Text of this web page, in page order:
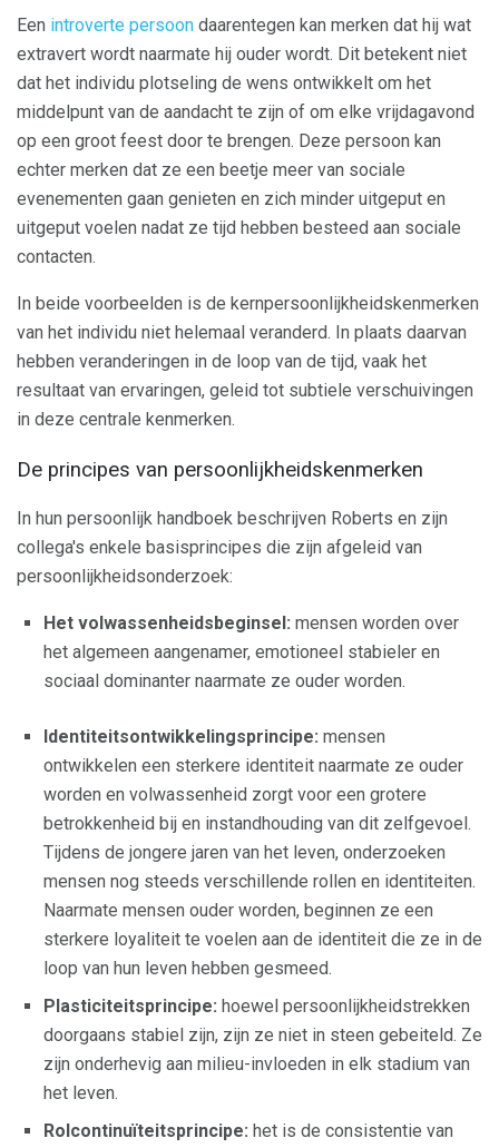
Een introverte persoon daarentegen kan merken dat hij wat
extravert wordt naarmate hij ouder wordt. Dit betekent niet
dat het individu plotseling de wens ontwikkelt om het
middelpunt van de aandacht te zijn of om elke vrijdagavond
op een groot feest door te brengen. Deze persoon kan
echter merken dat ze een beetje meer van sociale
evenementen gaan genieten en zich minder uitgeput en
uitgeput voelen nadat ze tijd hebben besteed aan sociale
contacten.
In beide voorbeelden is de kernpersoonlijkheidskenmerken
van het individu niet helemaal veranderd. In plaats daarvan
hebben veranderingen in de loop van de tijd, vaak het
resultaat van ervaringen, geleid tot subtiele verschuivingen
in deze centrale kenmerken.
De principes van persoonlijkheidskenmerken
In hun persoonlijk handboek beschrijven Roberts en zijn
collega's enkele basisprincipes die zijn afgeleid van
persoonlijkheidsonderzoek:
Het volwassenheidsbeginsel: mensen worden over
het algemeen aangenamer, emotioneel stabieler en
sociaal dominanter naarmate ze ouder worden.
Identiteitsontwikkelingsprincipe: mensen
ontwikkelen een sterkere identiteit naarmate ze ouder
worden en volwassenheid zorgt voor een grotere
betrokkenheid bij en instandhouding van dit zelfgevoel.
Tijdens de jongere jaren van het leven, onderzoeken
mensen nog steeds verschillende rollen en identiteiten.
Naarmate mensen ouder worden, beginnen ze een
sterkere loyaliteit te voelen aan de identiteit die ze in de
loop van hun leven hebben gesmeed.
Plasticiteitsprincipe: hoewel persoonlijkheidstrekken
doorgaans stabiel zijn, zijn ze niet in steen gebeiteld. Ze
zijn onderhevig aan milieu-invloeden in elk stadium van
het leven.
Rolcontinuïteitsprincipe: het is de consistentie van